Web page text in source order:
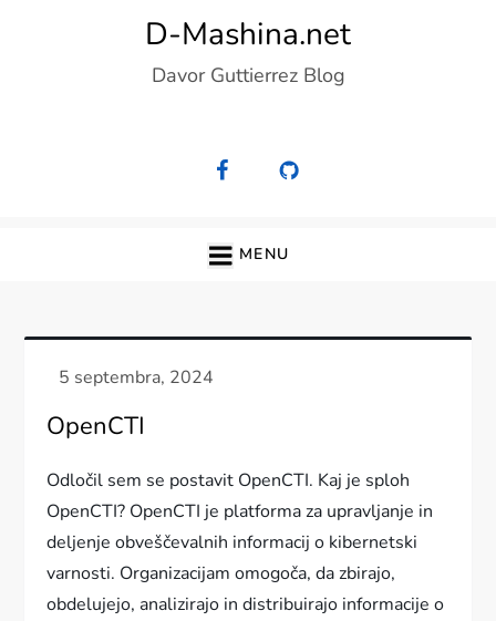
D-Mashina.net
Davor Guttierrez Blog
MENU
OpenCTI
Odločil sem se postavit OpenCTI. Kaj je sploh
OpenCTI? OpenCTI je platforma za upravljanje in
deljenje obveščevalnih informacij o kibernetski
varnosti. Organizacijam omogoča, da zbirajo,
obdelujejo, analizirajo in distribuirajo informacije o